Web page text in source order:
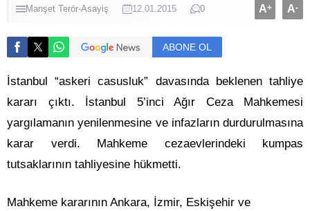
Manşet Terör-Asayiş 12.01.2015 0 A+ A-
ABONE OL
İstanbul “askeri casusluk” davasında beklenen tahliye
kararı çıktı. İstanbul 5’inci Ağır Ceza Mahkemesi
yargılamanın yenilenmesine ve infazların durdurulmasına
karar verdi. Mahkeme cezaevlerindeki kumpas
tutsaklarının tahliyesine hükmetti.
Mahkeme kararının Ankara, İzmir, Eskişehir ve